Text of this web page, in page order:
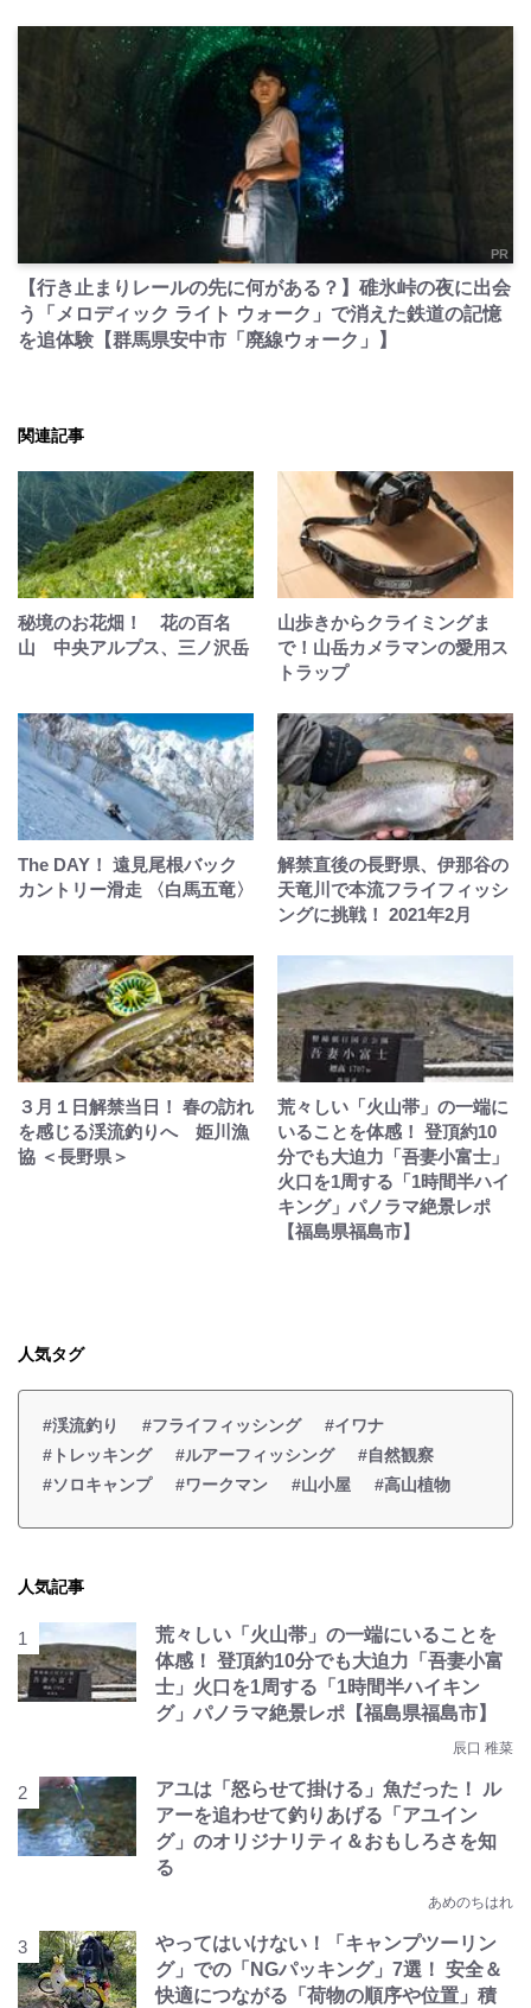
PR
【行き止まりレールの先に何がある？】碓氷峠の夜に出会
う「メロディック ライト ウォーク」で消えた鉄道の記憶
を追体験【群馬県安中市「廃線ウォーク」】
関連記事
秘境のお花畑！ 花の百名
山 中央アルプス、三ノ沢岳
山歩きからクライミングま
で！山岳カメラマンの愛用ス
トラップ
The DAY！ 遠見尾根バック
カントリー滑走 〈白馬五竜〉
解禁直後の長野県、伊那谷の
天竜川で本流フライフィッシ
ングに挑戦！ 2021年2月
３月１日解禁当日！ 春の訪れ
を感じる渓流釣りへ 姫川漁
協 ＜長野県＞
荒々しい「火山帯」の一端に
いることを体感！ 登頂約10
分でも大迫力「吾妻小富士」
火口を1周する「1時間半ハイ
キング」パノラマ絶景レポ
【福島県福島市】
人気タグ
#渓流釣り #フライフィッシング
#イワナ
#トレッキング
#ルアーフィッシング
#自然観察
#ソロキャンプ
#ワークマン #山小屋 #高山植物
人気記事
荒々しい「火山帯」の一端にいることを
体感！ 登頂約10分でも大迫力「吾妻小富
士」火口を1周する「1時間半ハイキン
グ」パノラマ絶景レポ【福島県福島市】
辰口 稚菜
アユは「怒らせて掛ける」魚だった！ ル
アーを追わせて釣りあげる「アユイン
グ」のオリジナリティ＆おもしろさを知
る
あめのちはれ
やってはいけない！「キャンプツーリン
グ」での「NGパッキング」7選！ 安全＆
快適につながる「荷物の順序や位置」積